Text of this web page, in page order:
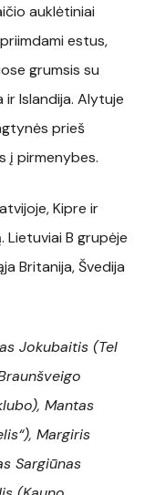
auklėtiniai
estus,
grumsis su
ir Islandija. Alytuje
prieš
į pirmenybes.
Kipre ir
B grupėje
Britanija, Švedija
Jokubaitis (Tel
Mantas
Margiris
Sargiūnas